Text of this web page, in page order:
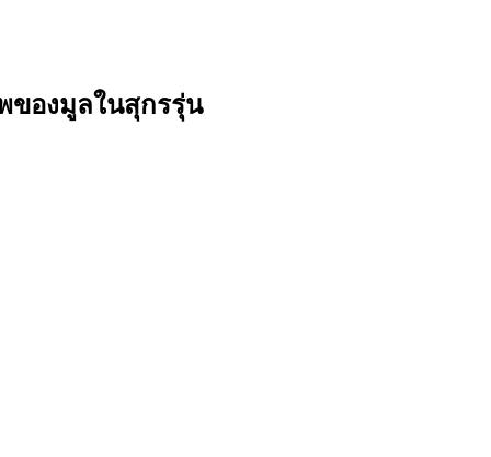
ของมูลในสุกรรุ่น